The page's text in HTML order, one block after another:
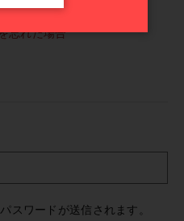
忘れた場合
スワードが送信されます。